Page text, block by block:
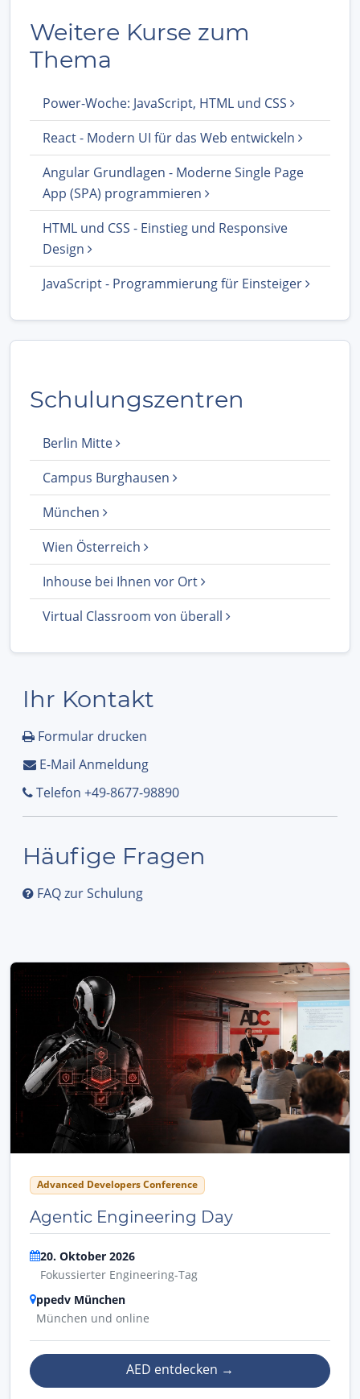
Weitere Kurse zum
Thema
Power-Woche: JavaScript, HTML und CSS
React - Modern UI für das Web entwickeln
Angular Grundlagen - Moderne Single Page
App (SPA) programmieren
HTML und CSS - Einstieg und Responsive
Design
JavaScript - Programmierung für Einsteiger
Schulungszentren
Berlin Mitte
Campus Burghausen
München
Wien Österreich
Inhouse bei Ihnen vor Ort
Virtual Classroom von überall
Ihr Kontakt
Formular drucken
E-Mail Anmeldung
Telefon +49-8677-98890
Häufige Fragen
FAQ zur Schulung
Advanced Developers Conference
Agentic Engineering Day
20. Oktober 2026
Fokussierter Engineering-Tag
ppedv München
München und online
AED entdecken →